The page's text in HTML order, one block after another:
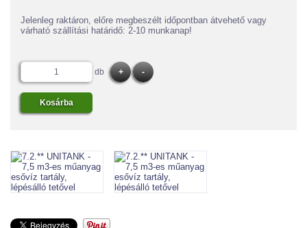
Jelenleg raktáron, előre megbeszélt időpontban átvehető vagy
várható szállítási határidő: 2-10 munkanap!
db